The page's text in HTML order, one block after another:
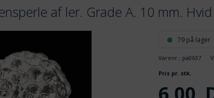
af ler. Grade A. 10 mm. Hvid
79 på lager
Varenr.: pa0637
Pris pr. stk.